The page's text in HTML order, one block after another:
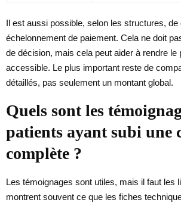
Il est aussi possible, selon les structures, de
échelonnement de paiement. Cela ne doit
de décision, mais cela peut aider à rendre le
accessible. Le plus important reste de
détaillés, pas seulement un montant global.
Quels sont les
patients ayant subi une
complète ?
Les témoignages sont utiles, mais il faut les
montrent souvent ce que les fiches